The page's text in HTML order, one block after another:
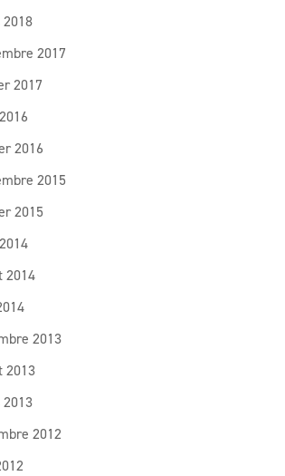
2017
2017
2016
2015
2015
2014
2013
2013
2012